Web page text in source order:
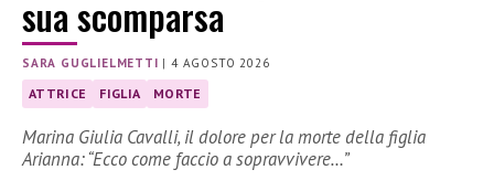
sua scomparsa
SARA GUGLIELMETTI |4 AGOSTO 2026
ATTRICE FIGLIA MORTE
Marina Giulia Cavalli, il dolore per la morte della figlia
Arianna: “Ecco come faccio a sopravvivere…”